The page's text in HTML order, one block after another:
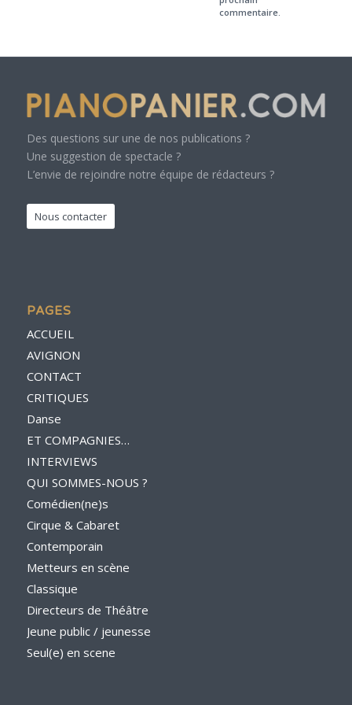
commentaire.
Des questions sur une de nos publications ?
Une suggestion de spectacle ?
L’envie de rejoindre notre équipe de rédacteurs ?
Nous contacter
PAGES
ACCUEIL
AVIGNON
CONTACT
CRITIQUES
Danse
ET COMPAGNIES…
INTERVIEWS
QUI SOMMES-NOUS ?
Comédien(ne)s
Cirque & Cabaret
Contemporain
Metteurs en scène
Classique
Directeurs de Théâtre
Jeune public / jeunesse
Seul(e) en scene